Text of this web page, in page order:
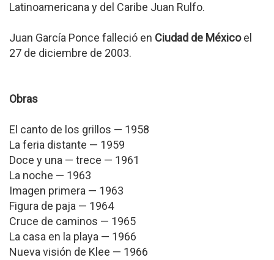
Latinoamericana y del Caribe Juan Rulfo.
Juan García Ponce falleció en Ciudad de Méxicoel
27 de diciembre de 2003.
Obras
El canto de los grillos — 1958
La feria distante — 1959
Doce y una — trece — 1961
La noche — 1963
Imagen primera — 1963
Figura de paja — 1964
Cruce de caminos — 1965
La casa en la playa — 1966
Nueva visión de Klee — 1966